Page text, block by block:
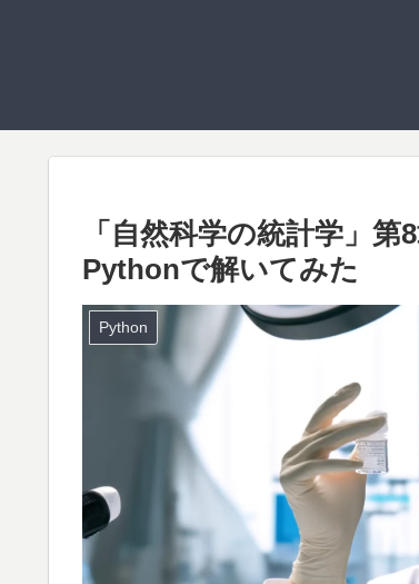
「自然科学の統計学」
Pythonで解いてみた
Python